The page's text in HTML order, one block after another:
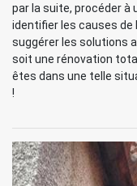
par la suite, procéder à
identifier les causes de
suggérer les solutions
soit une rénovation
êtes dans une telle
!